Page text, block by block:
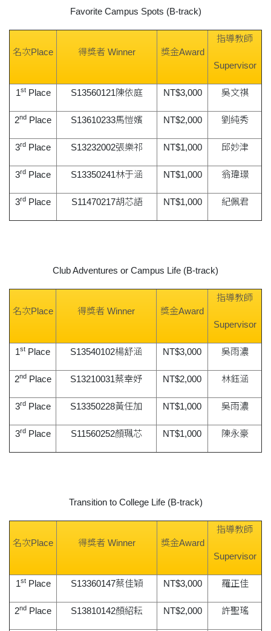
Favorite Campus Spots (B-track)
名次Place 得獎者 Winner 獎金Award
指導教師
Supervisor
1stPlace S13560121陳依庭 NT$3,000 吳文祺
2nd Place S13610233馬愷嬪 NT$2,000 劉純秀
3rd Place S13232002張樂祁 NT$1,000 邱妙津
3rd Place S13350241林于涵 NT$1,000 翁瑋璟
3rd Place S11470217胡芯語 NT$1,000 紀佩君
Club Adventures or Campus Life (B-track)
名次Place 得獎者 Winner 獎金Award
指導教師
Supervisor
1st Place S13540102楊舒涵 NT$3,000 吳雨濃
2ndPlace S13210031蔡幸妤 NT$2,000 林鈺涵
3rdPlace S13350228黃任加 NT$1,000 吳雨濃
3rdPlace S11560252顏珮芯 NT$1,000 陳永豪
Transition to College Life (B-track)
名次Place 得獎者 Winner 獎金Award
指導教師
Supervisor
1stPlace S13360147蔡佳穎 NT$3,000 羅正佳
2nd Place S13810142顏紹耘 NT$2,000 許聖瑤